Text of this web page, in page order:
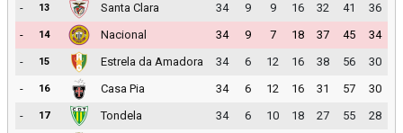
-
13 Santa Clara 34 9 9 16 32 41
36
-
14 Nacional 34 9 7 18 37 45
34
-
15 Estrela da Amadora 34 6 12 16 38 56
30
-
16 Casa Pia 34 6 12 16 31 57
30
-
17 Tondela 34 6 10 18 27 55
28